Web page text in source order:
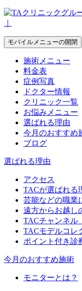
モバイルメニューの開閉
施術メニュー
料金表
症例写真
ドクター情報
クリニック一覧
お悩みメニュー
選ばれる理由
今月のおすすめ
ブログ
選ばれる理由
アクセス
TACが選ばれる
芸能などの職業
遠方からお越し
TACチャンネル
TACモデルコレ
ポイント付き診
今月のおすすめ施術
モニターとは？